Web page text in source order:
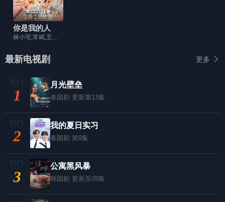
已完结
你是我的人间至味
林小宅,常斌,王嘉丽,柴翊格,马卷卷,池源,郭子渝,刘静怡,刘嘉琪
最新电视剧 更多
1
月光壁垒
泰国剧 更新第13集
2
我的夏日实习
泰国剧 第9集
3
公寓黑风暴
韩国剧 更新至09集